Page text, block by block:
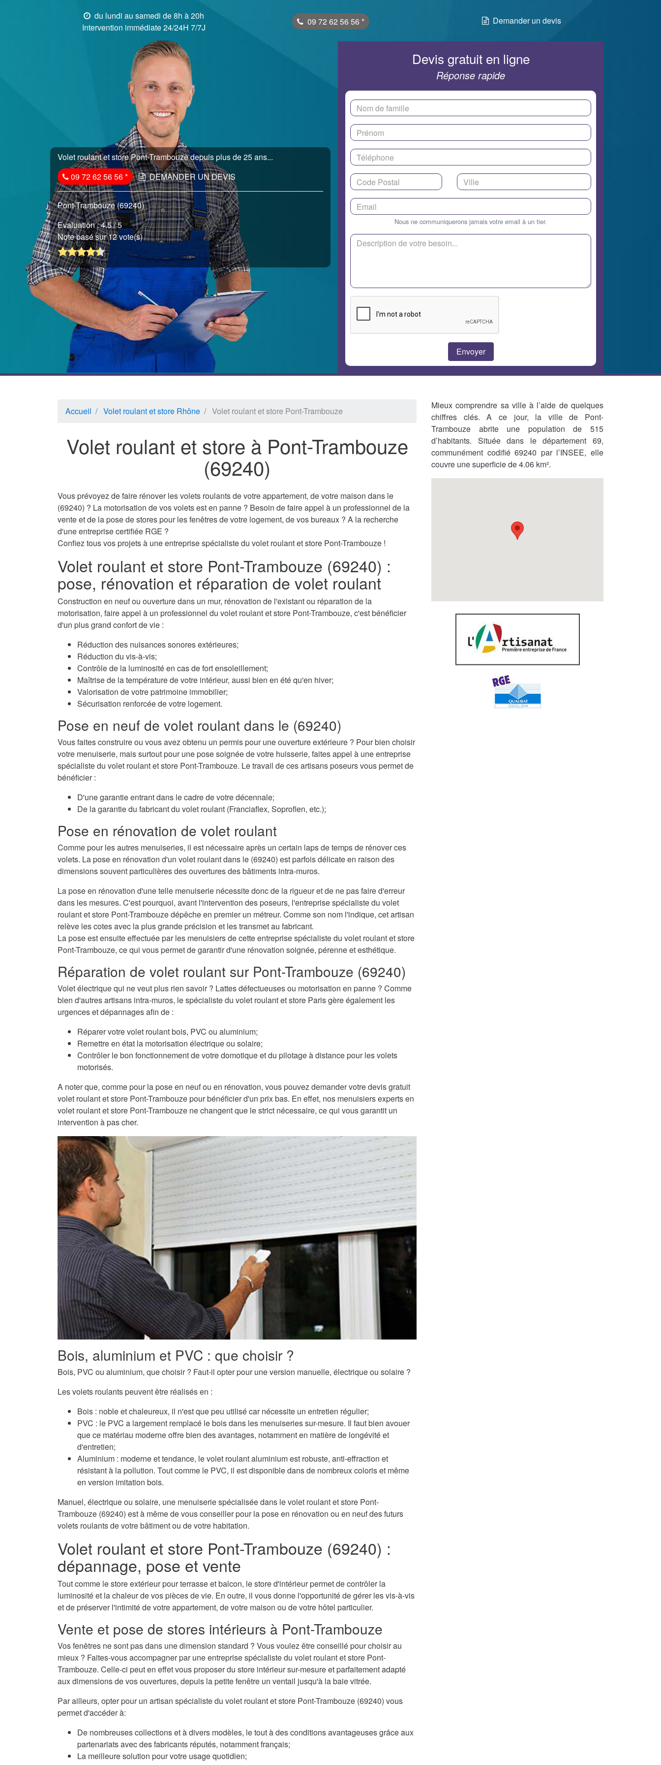
du lundi au samedi de 8h à 20h
Intervention immédiate 24/24H 7/7J
09 72 62 56 56 * Demander un devis
Volet roulant et store Pont-Trambouze depuis plus de 25 ans...
09 72 62 56 56* DEMANDER UN DEVIS
Pont-Trambouze (69240)
Evaluation :4.5/ 5
Note basé sur 12 vote(s)
Devis gratuit en ligne
Réponse rapide
Nous ne communiquerons jamais votre email à un tier.
Accueil Volet roulant et store Rhône Volet roulant et store Pont-Trambouze
Volet roulant et store à Pont-Trambouze
(69240)
Vous prévoyez de faire rénover les volets roulants de votre appartement, de votre maison dans le
(69240) ? La motorisation de vos volets est en panne ? Besoin de faire appel à un professionnel de la
vente et de la pose de stores pour les fenêtres de votre logement, de vos bureaux ? A la recherche
d'une entreprise certifiée RGE ?
Confiez tous vos projets à une entreprise spécialiste du volet roulant et store Pont-Trambouze !
Volet roulant et store Pont-Trambouze (69240) :
pose, rénovation et réparation de volet roulant
Construction en neuf ou ouverture dans un mur, rénovation de l'existant ou réparation de la
motorisation, faire appel à un professionnel du volet roulant et store Pont-Trambouze, c'est bénéficier
d'un plus grand confort de vie :
Réduction des nuisances sonores extérieures;
Réduction du vis-à-vis;
Contrôle de la luminosité en cas de fort ensoleillement;
Maîtrise de la température de votre intérieur, aussi bien en été qu'en hiver;
Valorisation de votre patrimoine immobilier;
Sécurisation renforcée de votre logement.
Pose en neuf de volet roulant dans le (69240)
Vous faites construire ou vous avez obtenu un permis pour une ouverture extérieure ? Pour bien choisir
votre menuiserie, mais surtout pour une pose soignée de votre huisserie, faites appel à une entreprise
spécialiste du volet roulant et store Pont-Trambouze. Le travail de ces artisans poseurs vous permet de
bénéficier :
D'une garantie entrant dans le cadre de votre décennale;
De la garantie du fabricant du volet roulant (Franciaflex, Soproflen, etc.);
Pose en rénovation de volet roulant
Comme pour les autres menuiseries, il est nécessaire après un certain laps de temps de rénover ces
volets. La pose en rénovation d'un volet roulant dans le (69240) est parfois délicate en raison des
dimensions souvent particulières des ouvertures des bâtiments intra-muros.
La pose en rénovation d'une telle menuiserie nécessite donc de la rigueur et de ne pas faire d'erreur
dans les mesures. C'est pourquoi, avant l'intervention des poseurs, l'entreprise spécialiste du volet
roulant et store Pont-Trambouze dépêche en premier un métreur. Comme son nom l'indique, cet artisan
relève les cotes avec la plus grande précision et les transmet au fabricant.
La pose est ensuite effectuée par les menuisiers de cette entreprise spécialiste du volet roulant et store
Pont-Trambouze, ce qui vous permet de garantir d'une rénovation soignée, pérenne et esthétique.
Réparation de volet roulant sur Pont-Trambouze (69240)
Volet électrique qui ne veut plus rien savoir ? Lattes défectueuses ou motorisation en panne ? Comme
bien d'autres artisans intra-muros, le spécialiste du volet roulant et store Paris gère également les
urgences et dépannages afin de :
Réparer votre volet roulant bois, PVC ou aluminium;
Remettre en état la motorisation électrique ou solaire;
Contrôler le bon fonctionnement de votre domotique et du pilotage à distance pour les volets
motorisés.
A noter que, comme pour la pose en neuf ou en rénovation, vous pouvez demander votre devis gratuit
volet roulant et store Pont-Trambouze pour bénéficier d'un prix bas. En effet, nos menuisiers experts en
volet roulant et store Pont-Trambouze ne changent que le strict nécessaire, ce qui vous garantit un
intervention à pas cher.
Bois, aluminium et PVC : que choisir ?
Bois, PVC ou aluminium, que choisir ? Faut-il opter pour une version manuelle, électrique ou solaire ?
Les volets roulants peuvent être réalisés en :
Bois : noble et chaleureux, il n'est que peu utilisé car nécessite un entretien régulier;
PVC : le PVC a largement remplacé le bois dans les menuiseries sur-mesure. Il faut bien avouer
que ce matériau moderne offre bien des avantages, notamment en matière de longévité et
d'entretien;
Aluminium : moderne et tendance, le volet roulant aluminium est robuste, anti-effraction et
résistant à la pollution. Tout comme le PVC, il est disponible dans de nombreux coloris et même
en version imitation bois.
Manuel, électrique ou solaire, une menuiserie spécialisée dans le volet roulant et store Pont-
Trambouze (69240) est à même de vous conseiller pour la pose en rénovation ou en neuf des futurs
volets roulants de votre bâtiment ou de votre habitation.
Volet roulant et store Pont-Trambouze (69240) :
dépannage, pose et vente
Tout comme le store extérieur pour terrasse et balcon, le store d'intérieur permet de contrôler la
luminosité et la chaleur de vos pièces de vie. En outre, il vous donne l'opportunité de gérer les vis-à-vis
et de préserver l'intimité de votre appartement, de votre maison ou de votre hôtel particulier.
Vente et pose de stores intérieurs à Pont-Trambouze
Vos fenêtres ne sont pas dans une dimension standard ? Vous voulez être conseillé pour choisir au
mieux ? Faites-vous accompagner par une entreprise spécialiste du volet roulant et store Pont-
Trambouze. Celle-ci peut en effet vous proposer du store intérieur sur-mesure et parfaitement adapté
aux dimensions de vos ouvertures, depuis la petite fenêtre un ventail jusqu'à la baie vitrée.
Par ailleurs, opter pour un artisan spécialiste du volet roulant et store Pont-Trambouze (69240) vous
permet d'accéder à:
De nombreuses collections et à divers modèles, le tout à des conditions avantageuses grâce aux
partenariats avec des fabricants réputés, notamment français;
La meilleure solution pour votre usage quotidien;
Mieux comprendre sa ville à l’aide de quelques
chiffres clés. A ce jour, la ville de Pont-
Trambouze abrite une population de 515
d’habitants. Située dans le département 69,
communément codifié 69240 par l’INSEE, elle
couvre une superficie de 4.06 km².